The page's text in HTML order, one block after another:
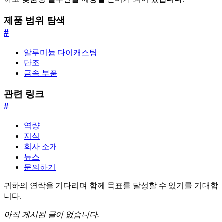
제품 범위 탐색
#
알루미늄 다이캐스팅
단조
금속 부품
관련 링크
#
역량
지식
회사 소개
뉴스
문의하기
귀하의 연락을 기다리며 함께 목표를 달성할 수 있기를 기대합
니다.
아직 게시된 글이 없습니다.